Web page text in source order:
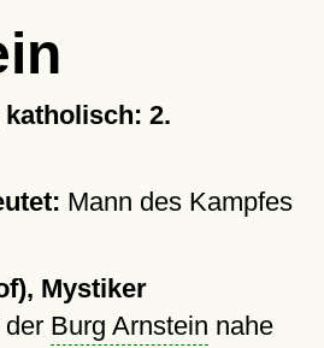
2.
Mann des Kampfes
Mystiker
Burg Arnstein nahe